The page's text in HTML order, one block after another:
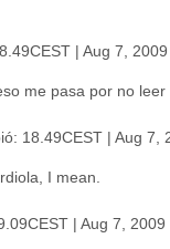
| Aug 7, 2009
me pasa por no leer
18.49CEST | Aug 7,
I mean.
| Aug 7, 2009